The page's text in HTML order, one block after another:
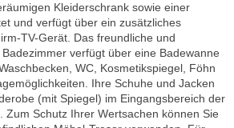
Kleiderschrank sowie einer
und verfügt über ein zusätzliches
TV-Gerät. Das freundliche und
verfügt über eine Badewanne
WC, Kosmetikspiegel, Föhn
Ihre Schuhe und Jacken
(mit Spiegel) im Eingangsbereich der
Zum Schutz Ihrer Wertsachen können Sie